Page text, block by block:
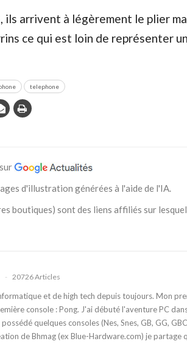
ils arrivent à légèrement le plier
ce qui est loin de représenter
telephone
d'illustration générées à l'aide de l'IA.
boutiques) sont des liens affiliés sur
20726 Articles
et de high tech depuis toujours. Mon
console : Pong. J'ai débuté l'aventure PC
quelques consoles (Nes, Snes, GB, GG,
de Bhmag (ex Blue-Hardware.com) je partage